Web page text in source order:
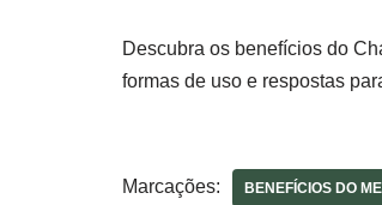
Descubra os benefícios do
formas de uso e respostas
Marcações: BENEFÍCIOS DO